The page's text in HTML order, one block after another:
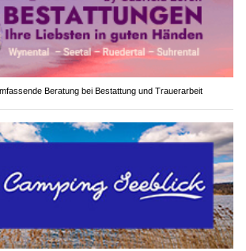
Beratung bei Bestattung und Trauerarbeit